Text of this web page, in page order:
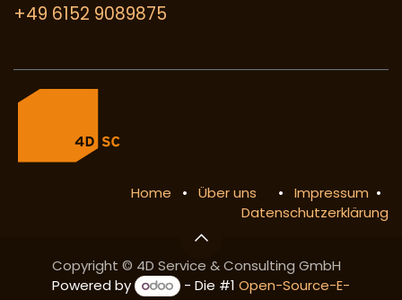
+49 6152 9089875
Home • Über uns • Impressum •
Datenschutzerklärung
Copyright © 4D Service & Consulting GmbH
Powered by
- Die #1Open-Source-E-